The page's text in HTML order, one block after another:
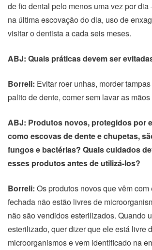
de fio dental pelo menos uma vez por dia
na última escovação do dia, uso de
visitar o dentista a cada seis meses.
ABJ: Quais práticas devem ser
Borreli: Evitar roer unhas, morder
palito de dente, comer sem lavar as mãos
ABJ: Produtos novos, protegidos por
como escovas de dente e chupetas,
fungos e bactérias? Quais cuidados
esses produtos antes de utilizá-los?
Borreli: Os produtos novos que vêm
fechada não estão livres de
não são vendidos esterilizados. Quando
esterilizado, quer dizer que ele está livre
microorganismos e vem identificado na